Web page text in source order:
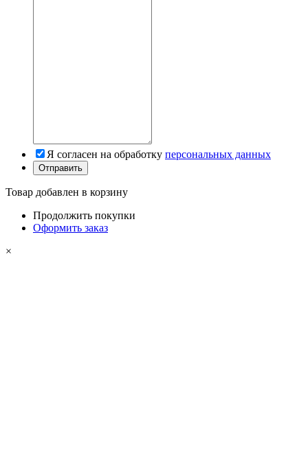
Я согласен на обработку персональных данных
Товар добавлен в корзину
Продолжить покупки
Оформить заказ
×